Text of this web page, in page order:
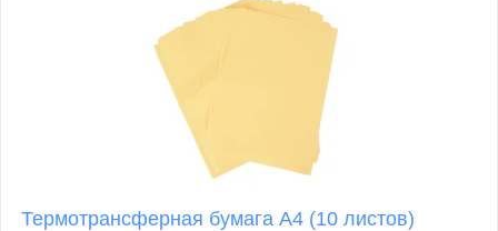
Термотрансферная бумага А4 (10 листов)